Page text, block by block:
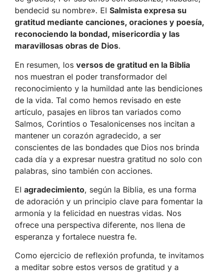
bendecid su nombre». El Salmista expresa su
gratitud mediante canciones, oraciones y poesía,
reconociendo la bondad, misericordia y las
maravillosas obras de Dios.
En resumen, los versos de gratitud en la Biblia
nos muestran el poder transformador del
reconocimiento y la humildad ante las bendiciones
de la vida. Tal como hemos revisado en este
artículo, pasajes en libros tan variados como
Salmos, Corintios o Tesalonicenses nos incitan a
mantener un corazón agradecido, a ser
conscientes de las bondades que Dios nos brinda
cada día y a expresar nuestra gratitud no solo con
palabras, sino también con acciones.
El agradecimiento, según la Biblia, es una forma
de adoración y un principio clave para fomentar la
armonía y la felicidad en nuestras vidas. Nos
ofrece una perspectiva diferente, nos llena de
esperanza y fortalece nuestra fe.
Como ejercicio de reflexión profunda, te invitamos
a meditar sobre estos versos de gratitud y a